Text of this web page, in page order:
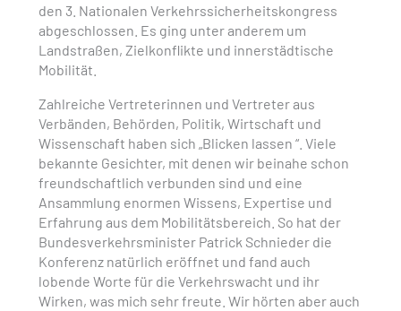
den 3. Nationalen Verkehrssicherheitskongress
abgeschlossen. Es ging unter anderem um
Landstraßen, Zielkonflikte und innerstädtische
Mobilität.
Zahlreiche Vertreterinnen und Vertreter aus
Verbänden, Behörden, Politik, Wirtschaft und
Wissenschaft haben sich „Blicken lassen “. Viele
bekannte Gesichter, mit denen wir beinahe schon
freundschaftlich verbunden sind und eine
Ansammlung enormen Wissens, Expertise und
Erfahrung aus dem Mobilitätsbereich. So hat der
Bundesverkehrsminister Patrick Schnieder die
Konferenz natürlich eröffnet und fand auch
lobende Worte für die Verkehrswacht und ihr
Wirken, was mich sehr freute. Wir hörten aber auch